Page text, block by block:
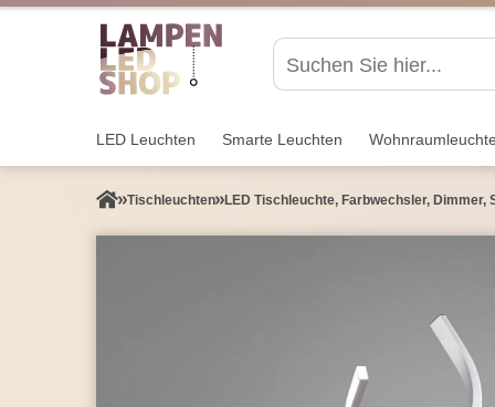
LED Leuchten Smarte Leuchten
Tisch­leuchten LED Tischleuchte, Farbwechsler,